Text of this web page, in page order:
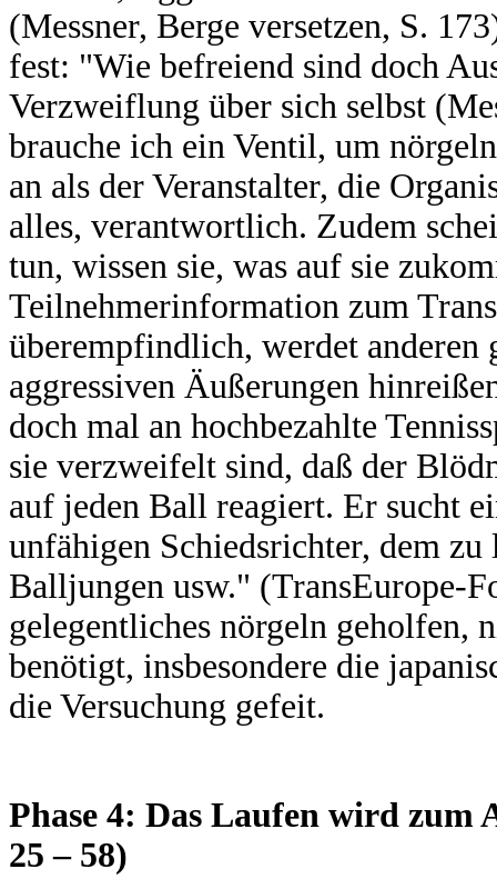
(Messner, Berge versetzen, S.
fest: "Wie befreiend sind doch
Verzweiflung über sich selbst
brauche ich ein Ventil, um
an als der Veranstalter, die
alles, verantwortlich. Zudem
tun, wissen sie, was auf sie
Teilnehmerinformation zum
überempfindlich, werdet anderen
aggressiven Äußerungen
doch mal an hochbezahlte
sie verzweifelt sind, daß der
auf jeden Ball reagiert. Er sucht
unfähigen Schiedsrichter, dem
Balljungen usw." (TransEurope-
gelegentliches nörgeln geholfen,
benötigt, insbesondere die
die Versuchung gefeit.
Phase 4: Das Laufen wird zum
25 – 58)